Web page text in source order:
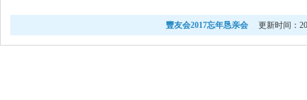
豐友会2017忘年恳亲会 更新时间：